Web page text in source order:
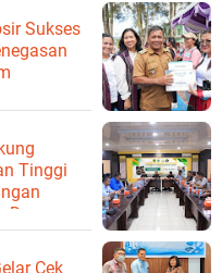
Sukses
Tinggi
Cek